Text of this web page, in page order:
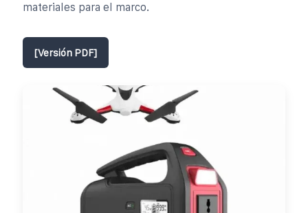
materiales para el marco.
[Versión PDF]